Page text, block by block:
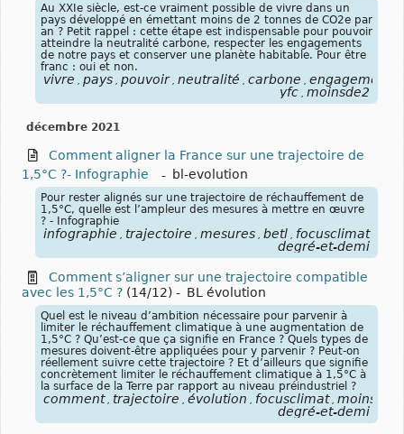
Au XXIe siècle, est-ce vraiment possible de vivre dans un
pays développé en émettant moins de 2 tonnes de CO2e par
an ? Petit rappel : cette étape est indispensable pour pouvoir
atteindre la neutralité carbone, respecter les engagements
de notre pays et conserver une planète habitable. Pour être
franc : oui et non.
vivre pays pouvoir neutralité carbone engagements
yfc moinsde2
décembre 2021
Comment aligner la France sur une trajectoire de
1,5°C ?- Infographie
- bl-evolution
Pour rester alignés sur une trajectoire de réchauffement de
1,5°C, quelle est l’ampleur des mesures à mettre en œuvre
? - Infographie
infographie , trajectoire , mesures , betl , focusclimat
degré-et-demi
Comment s’aligner sur une trajectoire compatible
avec les 1,5°C ? (14/12) - BL évolution
Quel est le niveau d’ambition nécessaire pour parvenir à
limiter le réchauffement climatique à une augmentation de
1,5°C ? Qu’est-ce que ça signifie en France ? Quels types de
mesures doivent-être appliquées pour y parvenir ? Peut-on
réellement suivre cette trajectoire ? Et d’ailleurs que signifie
concrètement limiter le réchauffement climatique à 1,5°C à
la surface de la Terre par rapport au niveau préindustriel ?
comment , trajectoire , évolution , focusclimat , moinsde2
degré-et-demi